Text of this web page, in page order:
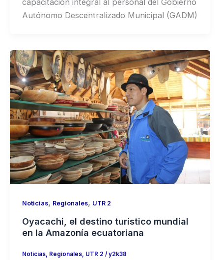
Autónomo Descentralizado Municipal (GADM)
Noticias, Regionales, UTR 2
Oyacachi, el destino turístico mundial
en la Amazonía ecuatoriana
Noticias, Regionales, UTR 2 /y2k38